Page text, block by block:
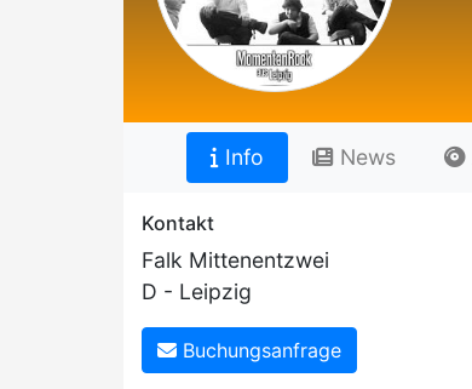
Info News
Kontakt
Falk Mittenentzwei
D - Leipzig
Buchungsanfrage